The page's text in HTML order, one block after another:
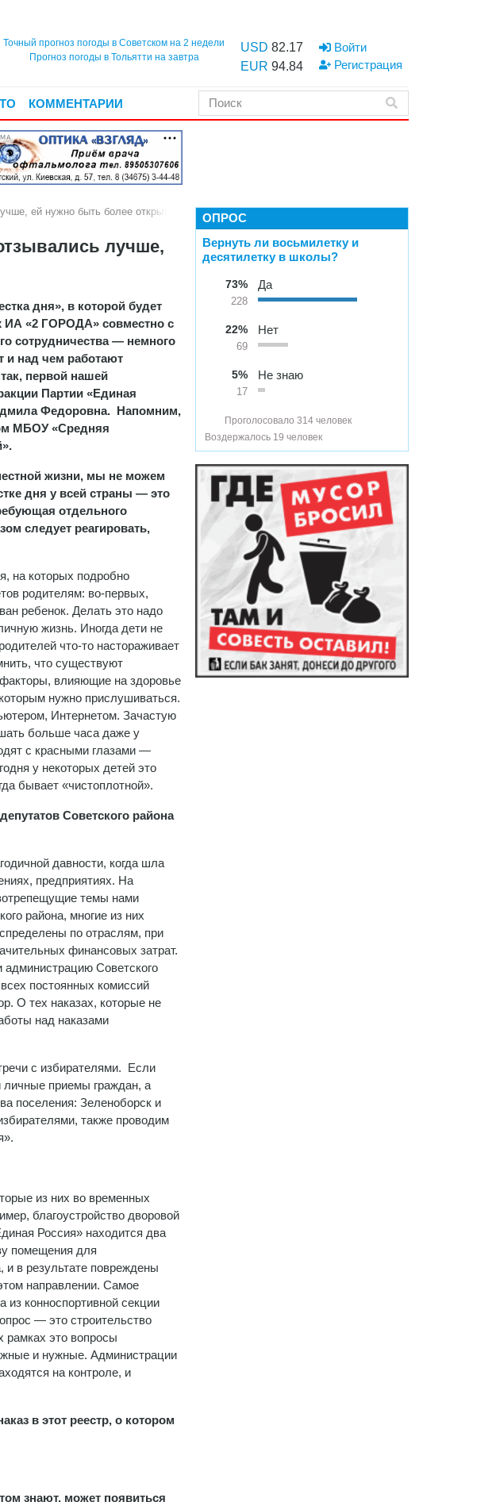
Точный прогноз погоды в Советском на 2 недели
Прогноз погоды в Тольятти на завтра
USD 82.17
EUR 94.84
Войти
Регистрация
КОММЕНТАРИИ
ей нужно быть более открытой»
лучше,
дня», в которой будет
ИА «2 ГОРОДА» совместно с
сотрудничества — немного
и над чем работают
первой нашей
Партии «Единая
Федоровна. Напомним,
МБОУ «Средняя
жизни, мы не можем
дня у всей страны — это
отдельного
следует реагировать,
на которых подробно
родителям: во-первых,
ребенок. Делать это надо
жизнь. Иногда дети не
что-то настораживает
что существуют
влияющие на здоровье
нужно прислушиваться.
Интернетом. Зачастую
больше часа даже у
с красными глазами —
у некоторых детей это
бывает «чистоплотной».
Советского района
давности, когда шла
предприятиях. На
темы нами
района, многие из них
по отраслям, при
финансовых затрат.
Советского
постоянных комиссий
О тех наказах, которые не
над наказами
с избирателями. Если
личные приемы граждан, а
поселения: Зеленоборск и
также проводим
из них во временных
благоустройство дворовой
Россия» находится два
помещения для
в результате повреждены
направлении. Самое
конноспортивной секции
— это строительство
рамках это вопросы
и нужные. Администрации
на контроле, и
в этот реестр, о котором
знают, может появиться
ОПРОС
Вернуть ли восьмилетку и
десятилетку в школы?
73%
228
Да
22%
69
Нет
5%
17
Не знаю
Проголосовало 314 человек
Воздержалось 19 человек